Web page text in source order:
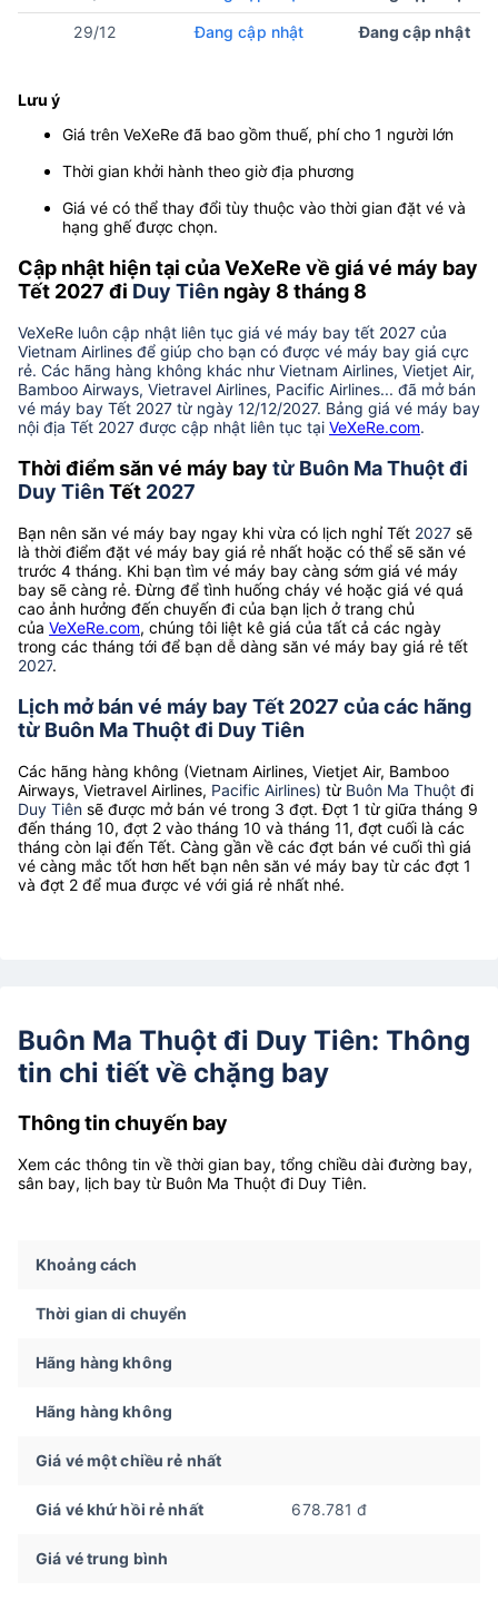
29/12 Đang cập nhật Đang cập nhật
Lưu ý
Giá trên VeXeRe đã bao gồm thuế, phí cho 1 người lớn
Thời gian khởi hành theo giờ địa phương
Giá vé có thể thay đổi tùy thuộc vào thời gian đặt vé và
hạng ghế được chọn.
Cập nhật hiện tại của VeXeRe về giá vé máy bay
Tết 2027 đi Duy Tiên ngày 8 tháng 8
VeXeRe luôn cập nhật liên tục giá vé máy bay tết 2027 của
Vietnam Airlines để giúp cho bạn có được vé máy bay giá cực
rẻ. Các hãng hàng không khác như Vietnam Airlines, Vietjet Air,
Bamboo Airways, Vietravel Airlines, Pacific Airlines... đã mở bán
vé máy bay Tết 2027 từ ngày 12/12/2027. Bảng giá vé máy bay
nội địa Tết 2027 được cập nhật liên tục tại VeXeRe.com.
Thời điểm săn vé máy bay từ Buôn Ma Thuột đi
Duy TiênTết 2027
Bạn nên săn vé máy bay ngay khi vừa có lịch nghỉ Tết 2027 sẽ
là thời điểm đặt vé máy bay giá rẻ nhất hoặc có thể sẽ săn vé
trước 4 tháng. Khi bạn tìm vé máy bay càng sớm giá vé máy
bay sẽ càng rẻ. Đừng để tình huống cháy vé hoặc giá vé quá
cao ảnh hưởng đến chuyến đi của bạn lịch ở trang chủ
của VeXeRe.com, chúng tôi liệt kê giá của tất cả các ngày
trong các tháng tới để bạn dễ dàng săn vé máy bay giá rẻ tết
2027.
Lịch mở bán vé máy bay Tết 2027 của các hãng
từ Buôn Ma Thuột đi Duy Tiên
Các hãng hàng không (Vietnam Airlines, Vietjet Air, Bamboo
Airways, Vietravel Airlines, Pacific Airlines) từ Buôn Ma Thuột đi
Duy Tiên sẽ được mở bán vé trong 3 đợt. Đợt 1 từ giữa tháng 9
đến tháng 10, đợt 2 vào tháng 10 và tháng 11, đợt cuối là các
tháng còn lại đến Tết. Càng gần về các đợt bán vé cuối thì giá
vé càng mắc tốt hơn hết bạn nên săn vé máy bay từ các đợt 1
và đợt 2 để mua được vé với giá rẻ nhất nhé.
Buôn Ma Thuột đi Duy Tiên: Thông
tin chi tiết về chặng bay
Thông tin chuyến bay
Xem các thông tin về thời gian bay, tổng chiều dài đường bay,
sân bay, lịch bay từ Buôn Ma Thuột đi Duy Tiên.
Khoảng cách
Thời gian di chuyển
Hãng hàng không
Hãng hàng không
Giá vé một chiều rẻ nhất
Giá vé khứ hồi rẻ nhất 678.781 đ
Giá vé trung bình